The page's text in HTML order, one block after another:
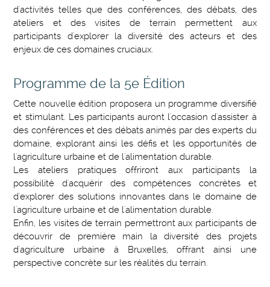
d'activités telles que des conférences, des débats, des
ateliers et des visites de terrain permettent aux
participants d'explorer la diversité des acteurs et des
enjeux de ces domaines cruciaux.
Programme de la 5e Édition
Cette nouvelle édition proposera un programme diversifié
et stimulant. Les participants auront l'occasion d'assister à
des conférences et des débats animés par des experts du
domaine, explorant ainsi les défis et les opportunités de
l'agriculture urbaine et de l'alimentation durable.
Les ateliers pratiques offriront aux participants la
possibilité d'acquérir des compétences concrètes et
d'explorer des solutions innovantes dans le domaine de
l'agriculture urbaine et de l'alimentation durable.
Enfin, les visites de terrain permettront aux participants de
découvrir de première main la diversité des projets
d'agriculture urbaine à Bruxelles, offrant ainsi une
perspective concrète sur les réalités du terrain.